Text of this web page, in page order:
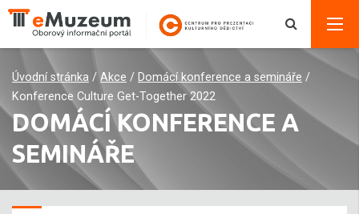
Úvodní stránka / Akce / Domácí konference a semináře /
Konference Culture Get-Together 2022
DOMÁCÍ KONFERENCE A
SEMINÁŘE